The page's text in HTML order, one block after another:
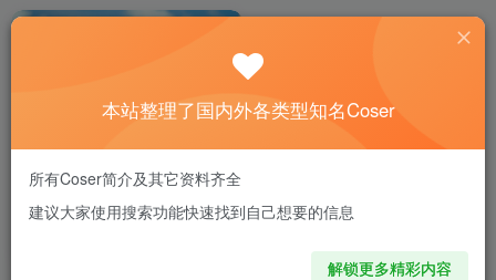
蠢沫沫海风cos作品用JK诠释
活力四射的青春
本站整理了国内外各类型知名Coser
所有Coser简介及其它资料齐全
建议大家使用搜索功能快速找到自己想要的信息
解锁更多精彩内容